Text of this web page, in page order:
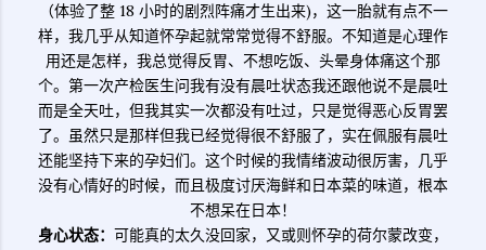
（体验了整 18 小时的剧烈阵痛才生出来)，这一胎就有点不一
样，我几乎从知道怀孕起就常常觉得不舒服。不知道是心理作
用还是怎样，我总觉得反胃、不想吃饭、头晕身体痛这个那
个。第一次产检医生问我有没有晨吐状态我还跟他说不是晨吐
而是全天吐，但我其实一次都没有吐过，只是觉得恶心反胃罢
了。虽然只是那样但我已经觉得很不舒服了，实在佩服有晨吐
还能坚持下来的孕妇们。这个时候的我情绪波动很厉害，几乎
没有心情好的时候，而且极度讨厌海鲜和日本菜的味道，根本
不想呆在日本！
身心状态： 可能真的太久没回家，又或则怀孕的荷尔蒙改变，